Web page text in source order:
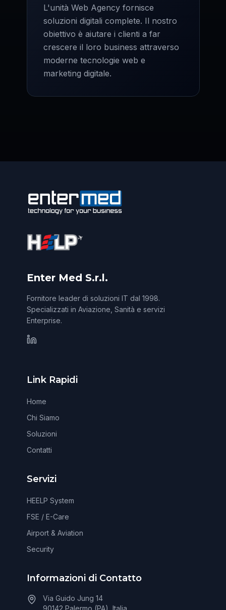
L'unità Web Agency fornisce
soluzioni digitali complete. Il nostro
obiettivo è aiutare i clienti a far
crescere il loro business attraverso
moderne tecnologie web e
marketing digitale.
Enter Med S.r.l.
Fornitore leader di soluzioni IT dal 1998.
Specializzati in Aviazione, Sanità e servizi
Enterprise.
Link Rapidi
Home
Chi Siamo
Soluzioni
Contatti
Servizi
HEELP System
FSE / E-Care
Airport & Aviation
Security
Informazioni di Contatto
Via Guido Jung 14
90142 Palermo (PA), Italia